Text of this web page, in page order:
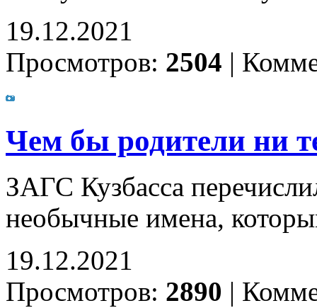
19.12.2021
Просмотров: 2504 |
Чем бы родители ни
ЗАГС Кузбасса
необычные имена,
19.12.2021
Просмотров: 2890 |